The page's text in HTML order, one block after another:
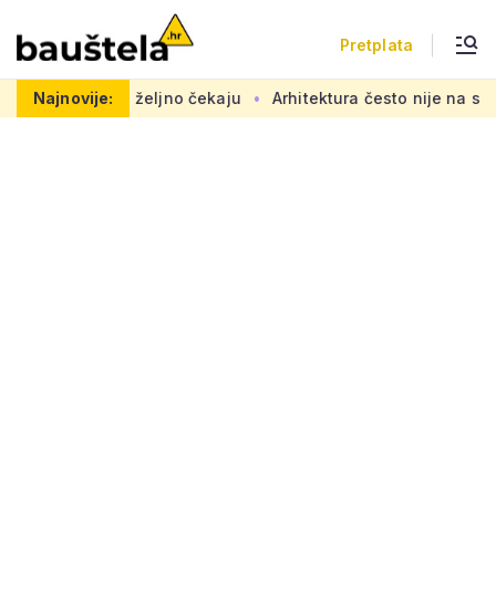
Pretplata
Najnovije:
radovi se željno čekaju Arhitektura često nije na strani